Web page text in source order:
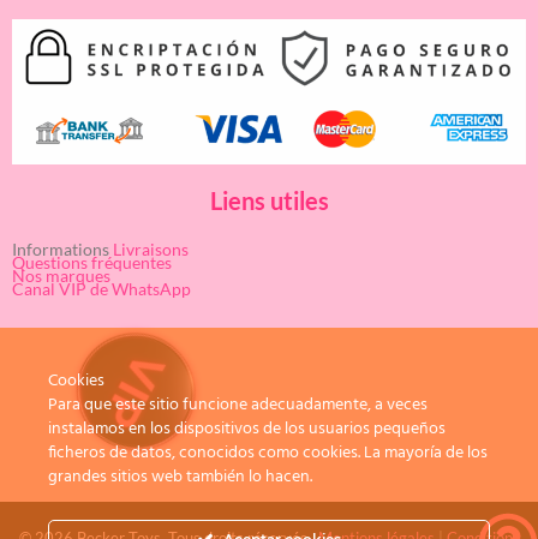
Liens utiles
Informations Livraisons
Questions fréquentes
Nos marques
Canal VIP de WhatsApp
Cookies
Para que este sitio funcione adecuadamente, a veces
instalamos en los dispositivos de los usuarios pequeños
ficheros de datos, conocidos como cookies. La mayoría de los
grandes sitios web también lo hacen.